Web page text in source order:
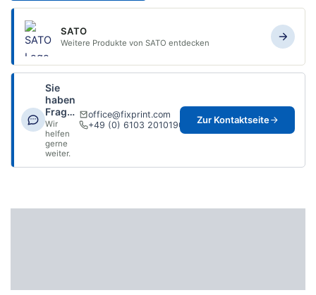
SATO
Weitere Produkte von SATO entdecken
Sie
haben
Fragen?
Wir
helfen
gerne
weiter.
office@fixprint.com
+49 (0) 6103 2010190
Zur Kontaktseite